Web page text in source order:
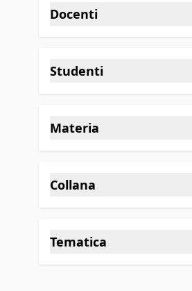
Docenti
filtro
Studenti
filtro
Materia
filtro
Collana
filtro
Tematica
filtro